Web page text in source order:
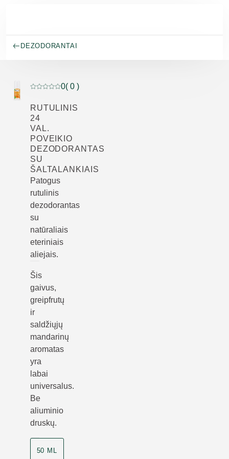
DEZODORANTAI
Dabartinis įvertinimas: 0 iš 5 žvaigždučių įvertino 0
0( 0 )
RUTULINIS
24
VAL.
POVEIKIO
DEZODORANTAS
SU
ŠALTALANKIAIS
Patogus
rutulinis
dezodorantas
su
natūraliais
eteriniais
aliejais.
Šis
gaivus,
greipfrutų
ir
saldžiųjų
mandarinų
aromatas
yra
labai
universalus.
Be
aliuminio
druskų.
50 ML